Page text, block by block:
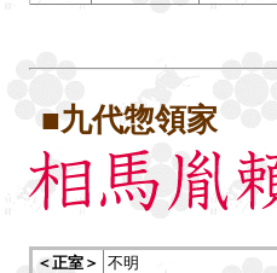
■九代惣領家
＜正室＞
不明